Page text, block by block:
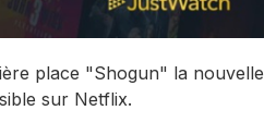
place "Shogun" la nouvelle
sur Netflix.